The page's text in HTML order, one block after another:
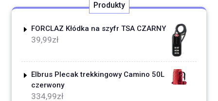
Produkty
FORCLAZ Kłódka na szyfr TSA CZARNY
39,99zł
Elbrus Plecak trekkingowy Camino 50L
czerwony
334,99zł